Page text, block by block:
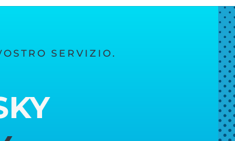
SERVIZIO.